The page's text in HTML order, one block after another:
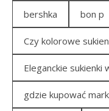
bershka bon p
Czy kolorowe
Eleganckie sukienki
gdzie kupować